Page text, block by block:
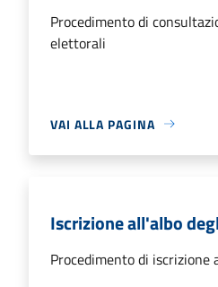
Procedimento di
elettorali
VAI ALLA PAGINA
Iscrizione all'albo
Procedimento di